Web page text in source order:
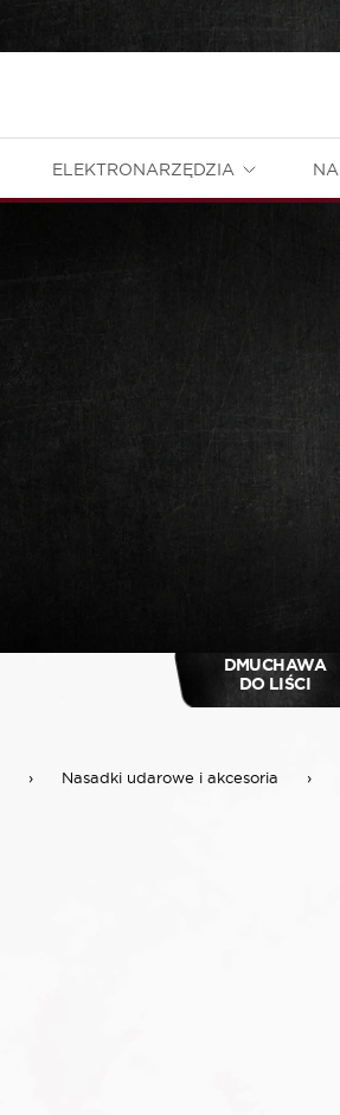
ELEKTRONARZĘDZIA
DMUCHAWA
DO LIŚCI
› Nasadki udarowe i akcesoria ›